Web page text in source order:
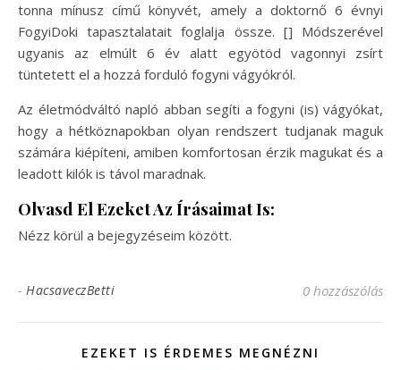
tonna mínusz című könyvét, amely a doktornő 6 évnyi
FogyiDoki tapasztalatait foglalja össze. [] Módszerével
ugyanis az elmúlt 6 év alatt egyötöd vagonnyi zsírt
tüntetett el a hozzá forduló fogyni vágyókról.
Az életmódváltó napló abban segíti a fogyni (is) vágyókat,
hogy a hétköznapokban olyan rendszert tudjanak maguk
számára kiépíteni, amiben komfortosan érzik magukat és a
leadott kilók is távol maradnak.
Olvasd El Ezeket Az Írásaimat Is:
Nézz körül a bejegyzéseim között.
- HacsaveczBetti 0 hozzászólás
EZEKET IS ÉRDEMES MEGNÉZNI